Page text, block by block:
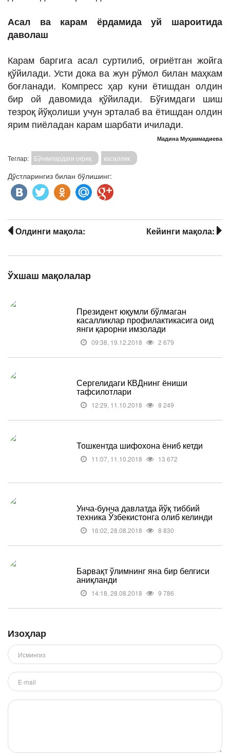
Асал ва карам ёрдамидауй шароитида
даволаш
Карам баргига асал суртилиб, оғриётган жойга
қўйилади. Усти дока ва жун рўмол билан маҳкам
боғланади. Компресс ҳар куни ётишдан олдин
бир ой давомида қўйилади. Бўғимдаги шиш
тезроқ йўқолиши учун эрталаб ва ётишдан олдин
ярим пиёладан карам шарбати ичилади.
Мадина Муҳаммадиева
Теглар: Бўғимлардаги оғриқ касаллик
Дўстларингиз билан бўлишинг:
Кейинги мақола:
Олдинги мақола:
Ўхшаш мақолалар
Президент юқумли бўлмаган
касалликлар профилактикасига оид
янги қарорни имзолади
09:38, 19.12.2018 2 679
Сергелидаги КВДнинг ёниши
тафсилотлари
12:29, 11.10.2018 8 249
Тошкентда шифохона ёниб кетди
11:07, 11.10.2018 13 672
Унча-бунча давлатда йўқ тиббий
техника Ўзбекистонга олиб келинди
16:02, 28.08.2018 8 830
Барвақт ўлимнинг яна бир белгиси
аниқланди
14:18, 28.08.2018 9 786
Изоҳлар